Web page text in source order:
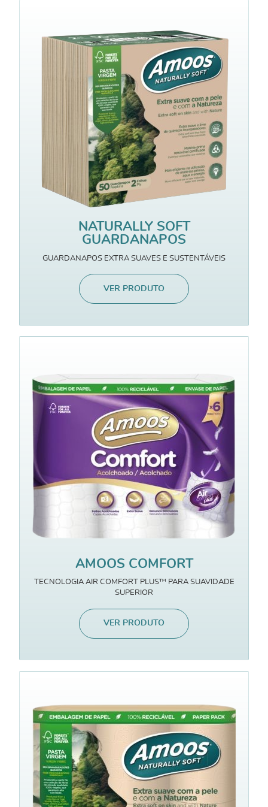
NATURALLY SOFT
GUARDANAPOS
GUARDANAPOS EXTRA SUAVES E SUSTENTÁVEIS
VER PRODUTO
AMOOS COMFORT
TECNOLOGIA AIR COMFORT PLUS™ PARA SUAVIDADE
SUPERIOR
VER PRODUTO